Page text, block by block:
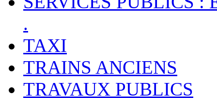
.
TAXI
TRAINS ANCIENS
TRAVAUX PUBLICS